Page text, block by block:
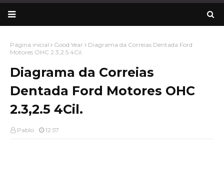
Página inicial Good Year
Diagrama da Correias Dentada Ford
Motores OHC 2.3,2.5 4Cil.
Diagrama da Correias
Dentada Ford Motores OHC
2.3,2.5 4Cil.
Pablo 12:57